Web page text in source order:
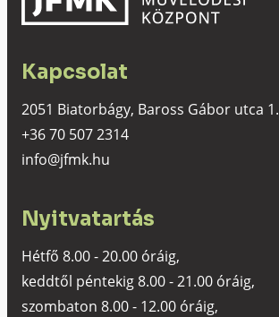
Kapcsolat
2051 Biatorbágy, Baross Gábor utca 1.
+36 70 507 2314
info@jfmk.hu
Nyitvatartás
Hétfő 8.00 - 20.00 óráig,
keddtől péntekig 8.00 - 21.00 óráig,
szombaton 8.00 - 12.00 óráig,